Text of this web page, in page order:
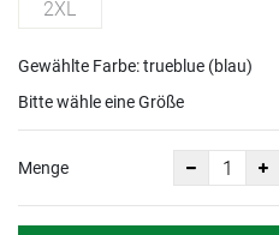
2XL
Gewählte Farbe: trueblue (blau)
Bitte wähle eine Größe
Menge